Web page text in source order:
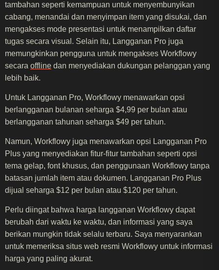
tambahan seperti kemampuan untuk menyembunyikan
cabang, menandai dan menyimpan item yang disukai, dan
mengakses mode presentasi untuk menampilkan daftar
tugas secara visual. Selain itu, Langganan Pro juga
memungkinkan pengguna untuk mengakses Workflowy
secara offline dan menyediakan dukungan pelanggan yang
lebih baik.
Untuk Langganan Pro, Workflowy menawarkan opsi
berlangganan bulanan seharga $4,99 per bulan atau
berlangganan tahunan seharga $49 per tahun.
Namun, Workflowy juga menawarkan opsi Langganan Pro
Plus yang menyediakan fitur-fitur tambahan seperti opsi
tema gelap, font khusus, dan penggunaan Workflowy tanpa
batasan jumlah item atau dokumen. Langganan Pro Plus
dijual seharga $12 per bulan atau $120 per tahun.
Perlu diingat bahwa harga langganan Workflowy dapat
berubah dari waktu ke waktu, dan informasi yang saya
berikan mungkin tidak selalu terbaru. Saya menyarankan
untuk memeriksa situs web resmi Workflowy untuk informasi
harga yang paling akurat.